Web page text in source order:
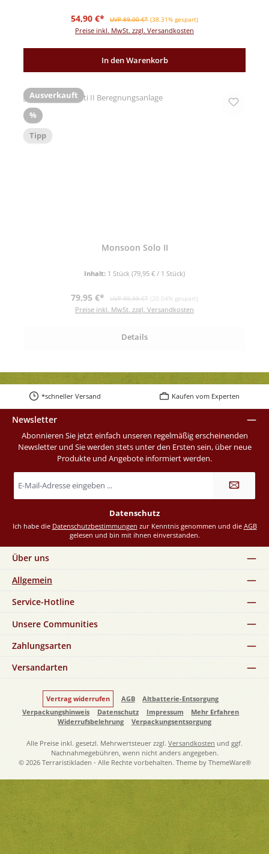
Verkaufspreis:
54,90 €* Regulärer Preis:
UVP 89,00 €* (38.31% gespart)
Preise inkl. MwSt. zzgl. Versandkosten
In den Warenkorb
Ausverkauft
%Rabatt
Tipp
Monsoon Solo II
Inhalt: 1 Stück (79,95 € / 1 Stück)
Verkaufspreis:
79,95 €* Regulärer Preis:
UVP 99,99 €* (20.04% gespart)
Preise inkl. MwSt. zzgl. Versandkosten
Details
*schneller Versand Kaufen vom Experten
Newsletter
Abonnieren Sie jetzt einfach unseren regelmäßig erscheinenden
Newsletter und Sie werden stets unter den Ersten sein, über neue
Produkte und Angebote informiert werden.
Mail-
Adresse
Datenschutz
Ich habe die Datenschutzbestimmungen zur Kenntnis genommen und die AGB
gelesen und bin mit ihnen einverstanden.
Über uns
Allgemein
Service-Hotline
Unsere Communities
Zahlungsarten
Versandarten
Vertrag widerrufen AGB
Altbatterie-Entsorgung
Verpackungshinweis
Datenschutz Impressum
Mehr Erfahren
Widerrufsbelehrung
Verpackungsentsorgung
Alle Preise inkl. gesetzl. Mehrwertsteuer zzgl. Versandkosten und ggf.
Nachnahmegebühren, wenn nicht anders angegeben.
© 2026 Terraristikladen - Alle Rechte vorbehalten. Theme by ThemeWare®